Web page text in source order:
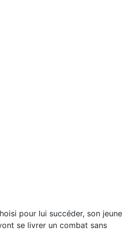
pour lui succéder, son jeune
se livrer un combat sans